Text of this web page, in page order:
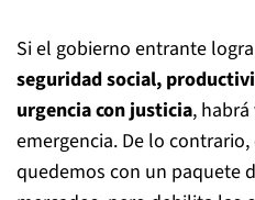
Si el gobierno entrante
seguridad social,
urgencia con justicia,
emergencia. De lo
quedemos con un paquete